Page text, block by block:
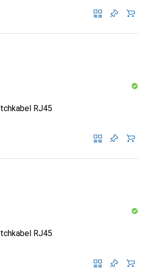
RJ45
RJ45